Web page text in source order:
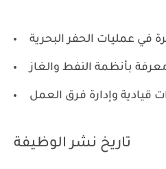
تاريخ نشر الوظيفة